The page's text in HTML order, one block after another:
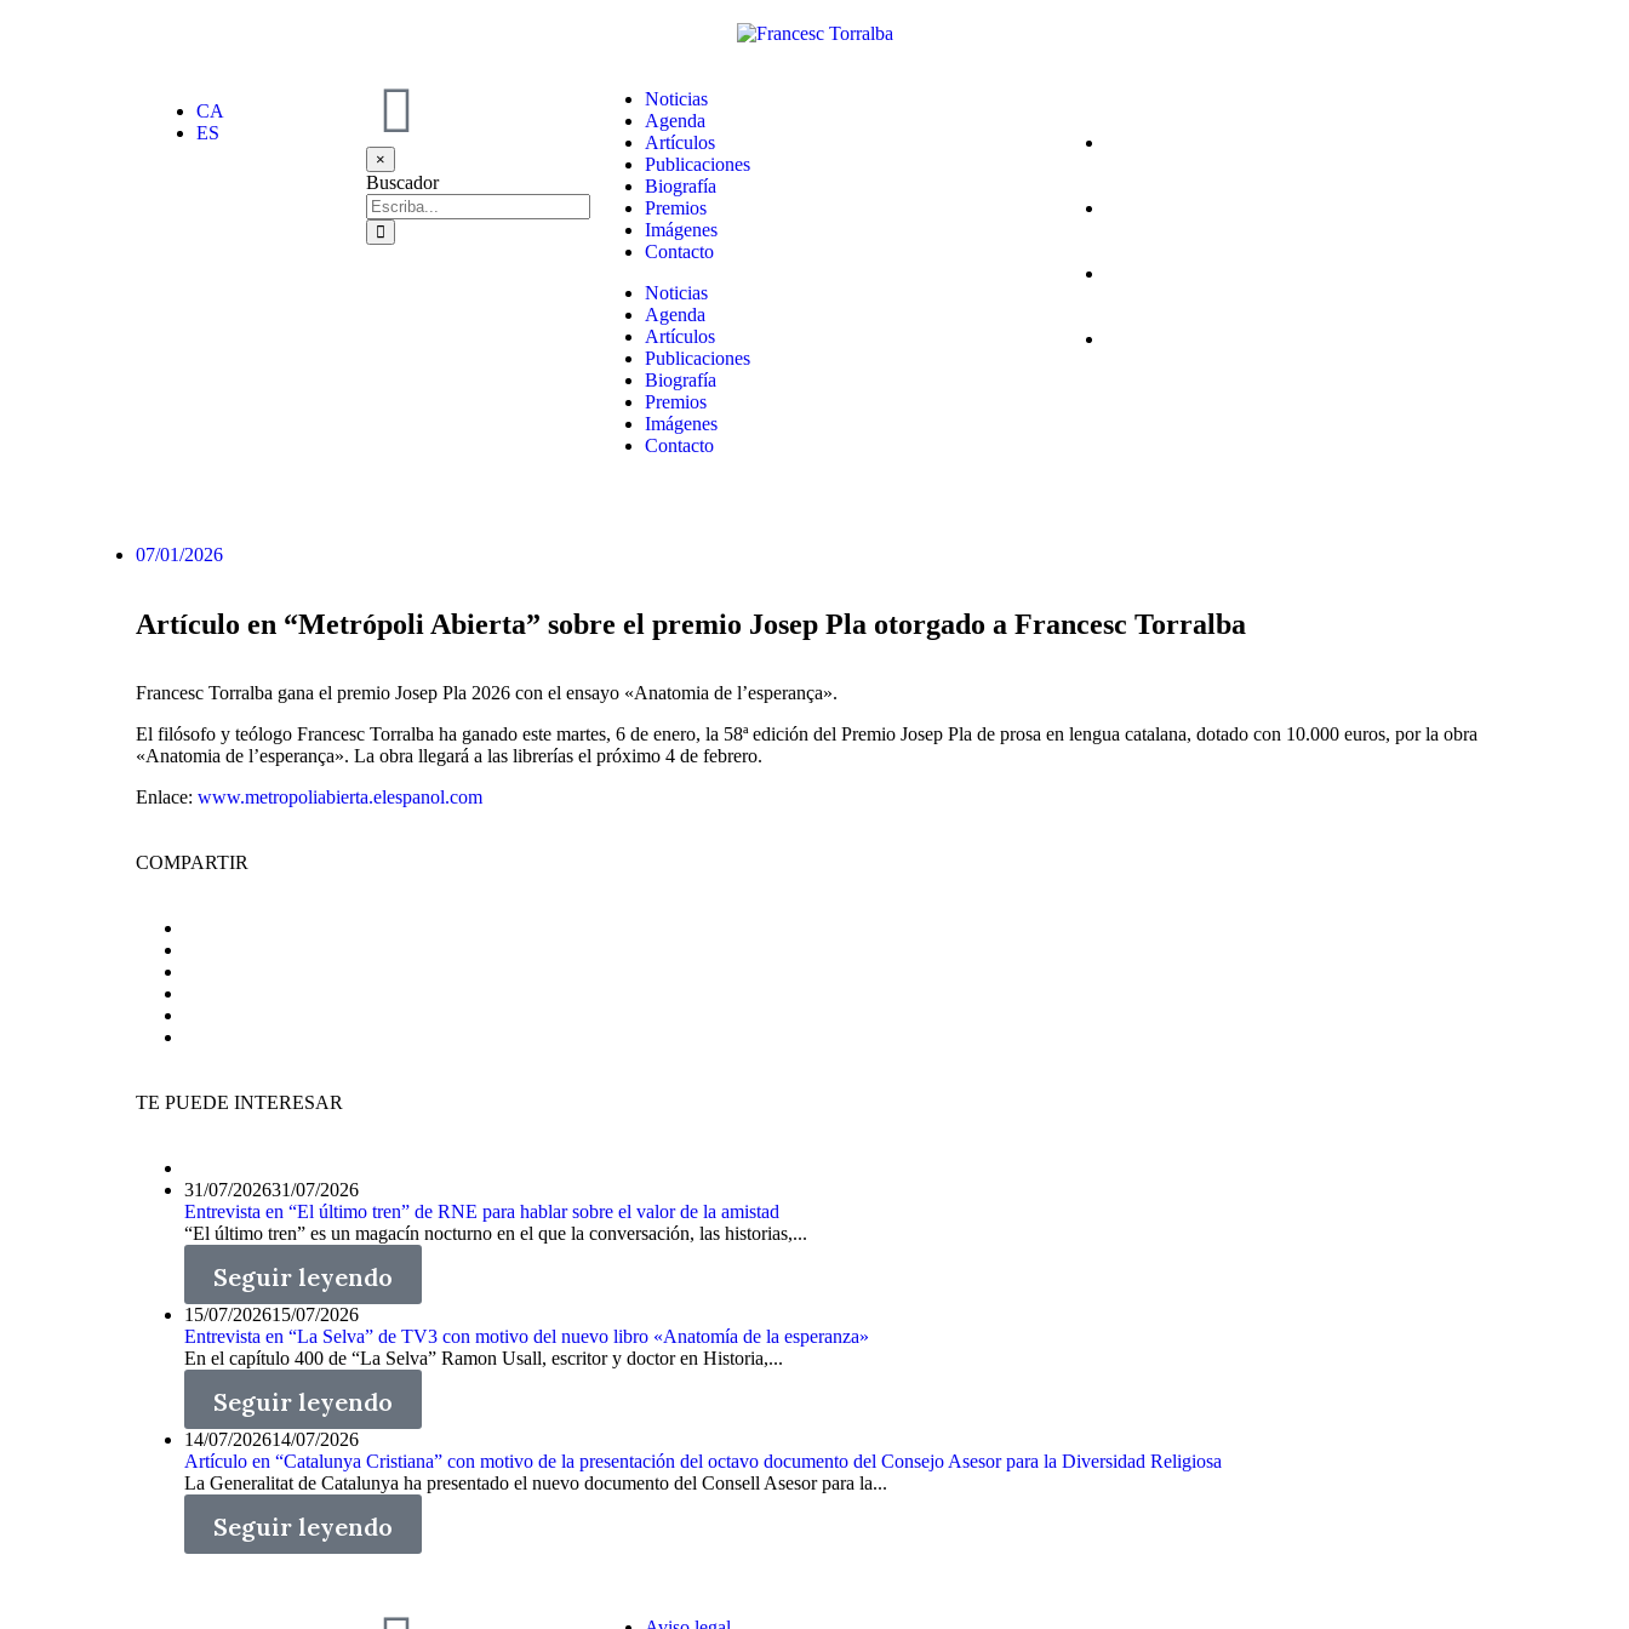
CA
ES
×
Buscador
Noticias
Agenda
Artículos
Publicaciones
Biografía
Premios
Imágenes
Contacto
Noticias
Agenda
Artículos
Publicaciones
Biografía
Premios
Imágenes
Contacto
07/01/2026
Artículo en “Metrópoli Abierta” sobre el premio Josep Pla otorgado a Francesc Torralba
Francesc Torralba gana el premio Josep Pla 2026 con el ensayo «Anatomia de l’esperança».
El filósofo y teólogo Francesc Torralba ha ganado este martes, 6 de enero, la 58ª edición del Premio Josep Pla de prosa en lengua catalana, dotado con 10.000 euros, por la obra
«Anatomia de l’esperança». La obra llegará a las librerías el próximo 4 de febrero.
Enlace: www.metropoliabierta.elespanol.com
COMPARTIR
TE PUEDE INTERESAR
31/07/202631/07/2026
Entrevista en “El último tren” de RNE para hablar sobre el valor de la amistad
“El último tren” es un magacín nocturno en el que la conversación, las historias,...
Seguir leyendo
15/07/202615/07/2026
Entrevista en “La Selva” de TV3 con motivo del nuevo libro «Anatomía de la esperanza»
En el capítulo 400 de “La Selva” Ramon Usall, escritor y doctor en Historia,...
Seguir leyendo
14/07/202614/07/2026
Artículo en “Catalunya Cristiana” con motivo de la presentación del octavo documento del Consejo Asesor para la Diversidad Religiosa
La Generalitat de Catalunya ha presentado el nuevo documento del Consell Asesor para la...
Seguir leyendo